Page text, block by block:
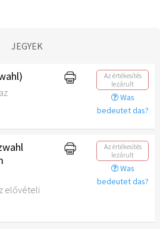
JEGYEK
Az értékesítés
lezárult
Was
bedeutet das?
elővételi
Az értékesítés
lezárult
Was
bedeutet das?